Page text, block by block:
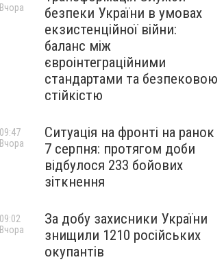
безпеки України в умовах
екзистенційної війни:
баланс між
євроінтеграційними
стандартами та безпековою
стійкістю
Вчора
Ситуація на фронті на ранок
7 серпня: протягом доби
відбулося 233 бойових
зіткнення
09:47
Вчора
За добу захисники України
знищили 1210 російських
окупантів
09:02
Вчора